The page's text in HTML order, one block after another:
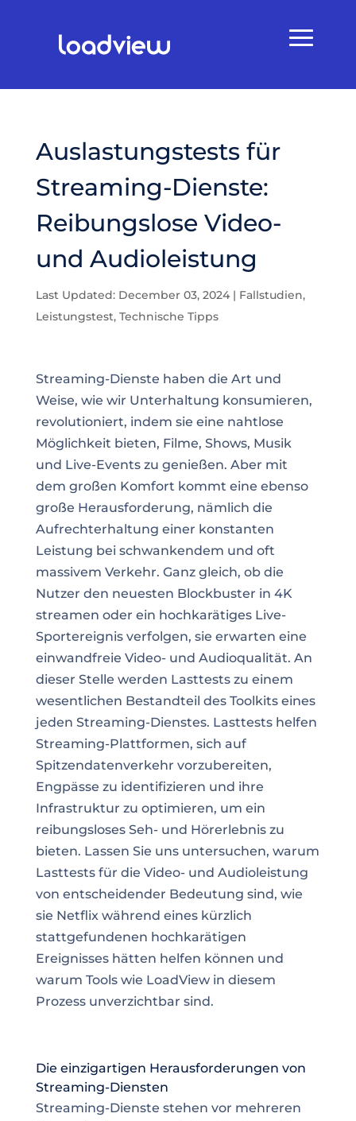
Auslastungstests für
Streaming-Dienste:
Reibungslose Video-
und Audioleistung
Last Updated: December 03, 2024| Fallstudien,
Leistungstest, Technische Tipps
Streaming-Dienste haben die Art und
Weise, wie wir Unterhaltung konsumieren,
revolutioniert, indem sie eine nahtlose
Möglichkeit bieten, Filme, Shows, Musik
und Live-Events zu genießen. Aber mit
dem großen Komfort kommt eine ebenso
große Herausforderung, nämlich die
Aufrechterhaltung einer konstanten
Leistung bei schwankendem und oft
massivem Verkehr. Ganz gleich, ob die
Nutzer den neuesten Blockbuster in 4K
streamen oder ein hochkarätiges Live-
Sportereignis verfolgen, sie erwarten eine
einwandfreie Video- und Audioqualität. An
dieser Stelle werden Lasttests zu einem
wesentlichen Bestandteil des Toolkits eines
jeden Streaming-Dienstes. Lasttests helfen
Streaming-Plattformen, sich auf
Spitzendatenverkehr vorzubereiten,
Engpässe zu identifizieren und ihre
Infrastruktur zu optimieren, um ein
reibungsloses Seh- und Hörerlebnis zu
bieten. Lassen Sie uns untersuchen, warum
Lasttests für die Video- und Audioleistung
von entscheidender Bedeutung sind, wie
sie Netflix während eines kürzlich
stattgefundenen hochkarätigen
Ereignisses hätten helfen können und
warum Tools wie LoadView in diesem
Prozess unverzichtbar sind.
Die einzigartigen Herausforderungen von
Streaming-Diensten
Streaming-Dienste stehen vor mehreren